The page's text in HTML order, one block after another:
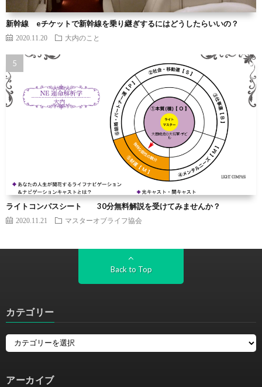
新幹線 eチケットで新幹線を乗り継ぎするにはどうしたらいいの？
2020.11.20 大内のこと
ライトコンパスシート 30分無料解説を受けてみませんか？
2020.11.21 マスターオブライフ協会
Back to Top
カテゴリー
アーカイブ